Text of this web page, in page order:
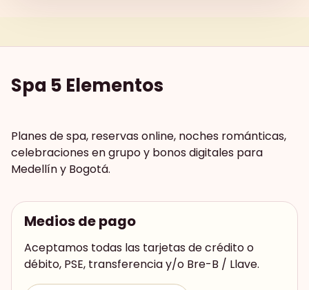
Spa 5 Elementos
Planes de spa, reservas online, noches románticas,
celebraciones en grupo y bonos digitales para
Medellín y Bogotá.
Medios de pago
Aceptamos todas las tarjetas de crédito o
débito, PSE, transferencia y/o Bre-B / Llave.